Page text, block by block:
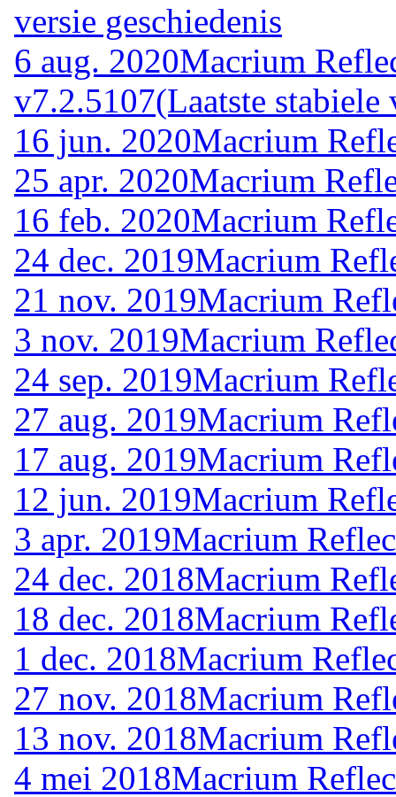
versie geschiedenis
6 aug. 2020Macrium
v7.2.5107(Laatste stabiele
16 jun. 2020Macrium
25 apr. 2020Macrium
16 feb. 2020Macrium
24 dec. 2019Macrium
21 nov. 2019Macrium
3 nov. 2019Macrium
24 sep. 2019Macrium
27 aug. 2019Macrium
17 aug. 2019Macrium
12 jun. 2019Macrium
3 apr. 2019Macrium
24 dec. 2018Macrium
18 dec. 2018Macrium
1 dec. 2018Macrium
27 nov. 2018Macrium
13 nov. 2018Macrium
4 mei 2018Macrium